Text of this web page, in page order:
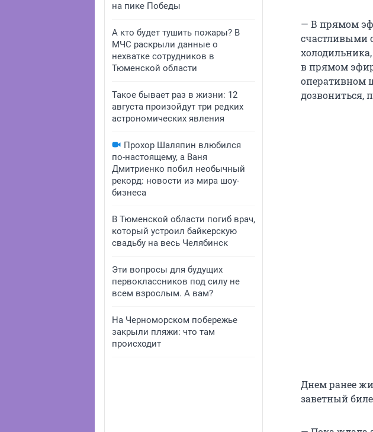
на пике Победы
А кто будет тушить пожары? В
МЧС раскрыли данные о
нехватке сотрудников в
Тюменской области
Такое бывает раз в жизни: 12
августа произойдут три редких
астрономических явления
Прохор Шаляпин влюбился
по-настоящему, а Ваня
Дмитриенко побил необычный
рекорд: новости из мира шоу-
бизнеса
В Тюменской области погиб врач,
который устроил байкерскую
свадьбу на весь Челябинск
Эти вопросы для будущих
первоклассников под силу не
всем взрослым. А вам?
На Черноморском побережье
закрыли пляжи: что там
происходит
— В прямом
счастливыми
в прямом
оперативном
дозвониться,
Днем ранее
заветный